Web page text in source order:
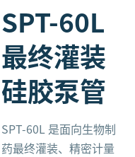
SPT-60L
最终灌装
硅胶泵管
SPT-60L 是面向生物制
药最终灌装、精密计量